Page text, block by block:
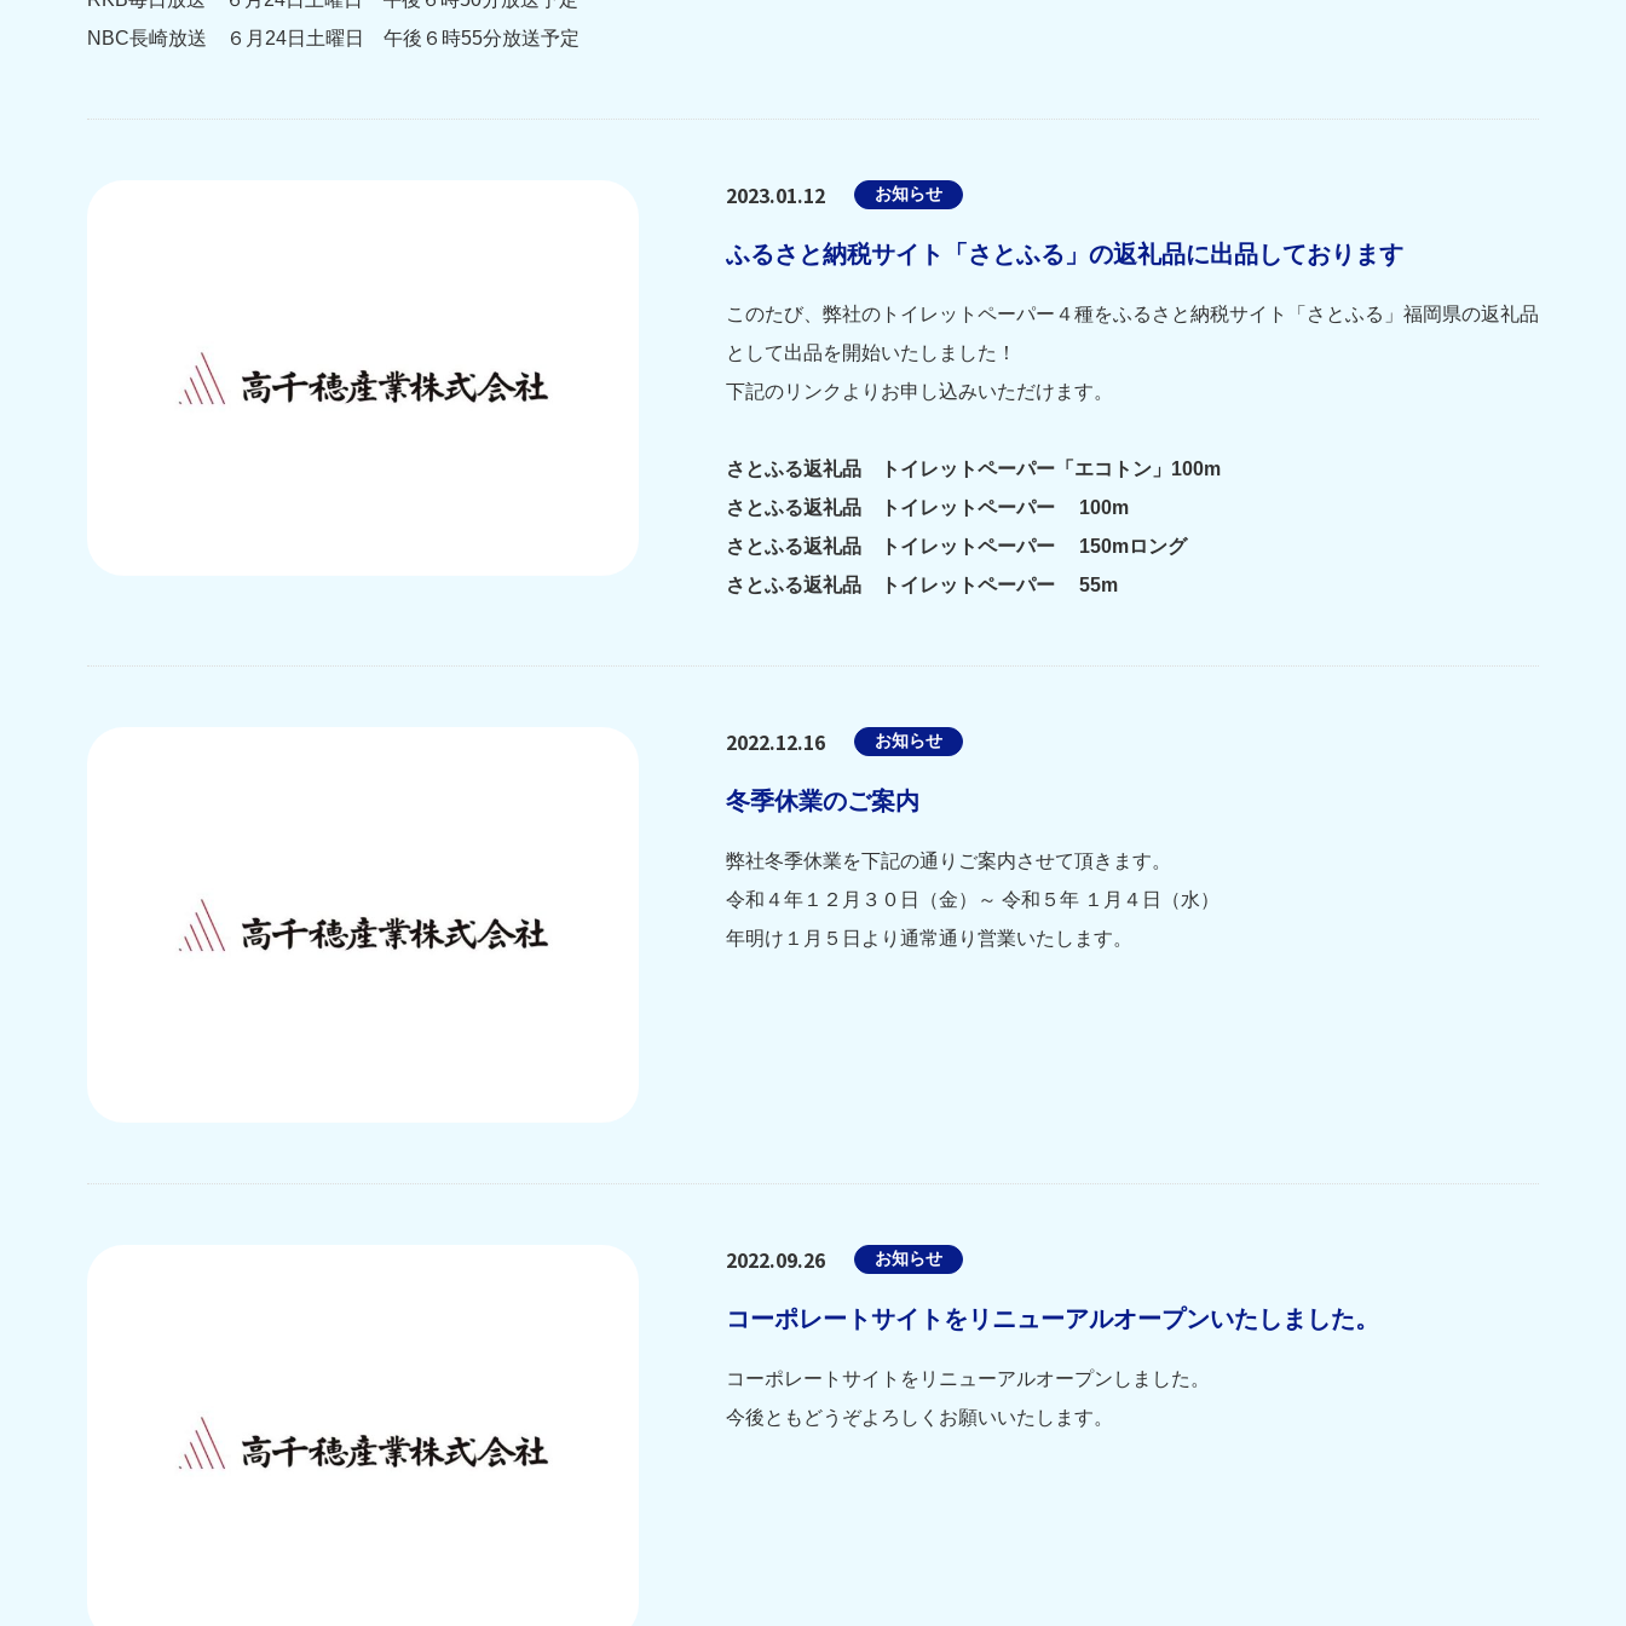
NBC長崎放送 ６月24日土曜日 午後６時55分放送予定
2023.01.12 お知らせ
ふるさと納税サイト「さとふる」の返礼品に出品しております
このたび、弊社のトイレットペーパー４種をふるさと納税サイト「さとふる」福岡県の返礼品
として出品を開始いたしました！
下記のリンクよりお申し込みいただけます。
さとふる返礼品 トイレットペーパー「エコトン」100m
さとふる返礼品 トイレットペーパー 100m
さとふる返礼品 トイレットペーパー 150mロング
さとふる返礼品 トイレットペーパー 55m
2022.12.16 お知らせ
冬季休業のご案内
弊社冬季休業を下記の通りご案内させて頂きます。
令和４年１２月３０日（金）～ 令和５年 １月４日（水）
年明け１月５日より通常通り営業いたします。
2022.09.26 お知らせ
コーポレートサイトをリニューアルオープンいたしました。
コーポレートサイトをリニューアルオープンしました。
今後ともどうぞよろしくお願いいたします。